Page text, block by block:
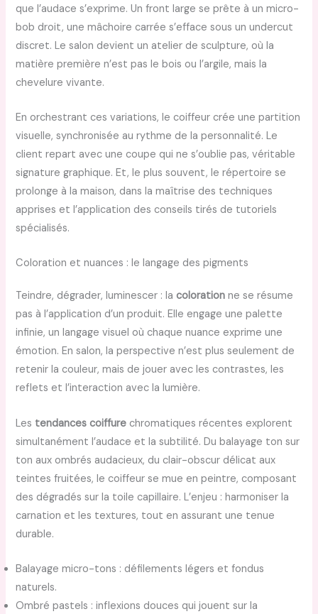
que l’audace s’exprime. Un front large se prête à un micro-
bob droit, une mâchoire carrée s’efface sous un undercut
discret. Le salon devient un atelier de sculpture, où la
matière première n’est pas le bois ou l’argile, mais la
chevelure vivante.
En orchestrant ces variations, le coiffeur crée une partition
visuelle, synchronisée au rythme de la personnalité. Le
client repart avec une coupe qui ne s’oublie pas, véritable
signature graphique. Et, le plus souvent, le répertoire se
prolonge à la maison, dans la maîtrise des techniques
apprises et l’application des conseils tirés de tutoriels
spécialisés.
Coloration et nuances : le langage des pigments
Teindre, dégrader, luminescer : lacoloration ne se résume
pas à l’application d’un produit. Elle engage une palette
infinie, un langage visuel où chaque nuance exprime une
émotion. En salon, la perspective n’est plus seulement de
retenir la couleur, mais de jouer avec les contrastes, les
reflets et l’interaction avec la lumière.
Les tendances coiffure chromatiques récentes explorent
simultanément l’audace et la subtilité. Du balayage ton sur
ton aux ombrés audacieux, du clair-obscur délicat aux
teintes fruitées, le coiffeur se mue en peintre, composant
des dégradés sur la toile capillaire. L’enjeu : harmoniser la
carnation et les textures, tout en assurant une tenue
durable.
Balayage micro-tons : défilements légers et fondus
naturels.
Ombré pastels : inflexions douces qui jouent sur la